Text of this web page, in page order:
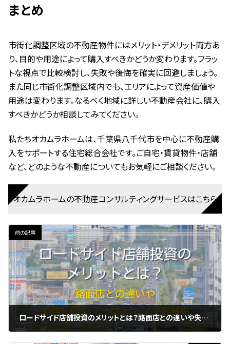
まとめ
市街化調整区域の不動産物件にはメリット・デメリット両方あ
り、目的や用途によって購入すべきかどうか変わります。フラッ
トな視点で比較検討し、失敗や後悔を確実に回避しましょう。
また同じ市街化調整区域内でも、エリアによって資産価値や
用途は変わります。なるべく地域に詳しい不動産会社に、購入
すべきかどうか相談してみてください。
私たちオカムラホームは、千葉県八千代市を中心に不動産購
入をサポートする住宅総合会社です。ご自宅・賃貸物件・店舗
など、どのような不動産についてもお気軽にご相談ください。
オカムラホームの不動産コンサルティングサービスはこちら
前の記事
ロードサイド店舗投資のメリットとは？路面店との違いや失敗を防ぐマーケティングを解説